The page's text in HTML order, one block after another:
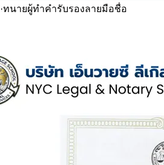
·ทนายผู้ทำคำรับรองลายมือชื่อ